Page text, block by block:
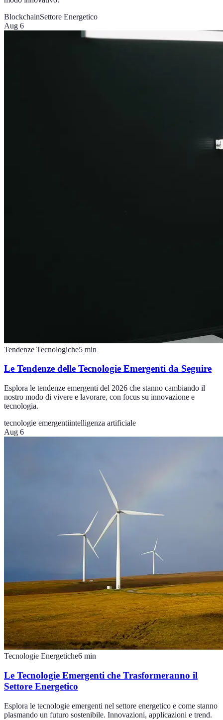
BlockchainSettore Energetico
Aug 6
Tendenze Tecnologiche5 min
Le Tendenze delle Tecnologie Emergenti da Seguire
Esplora le tendenze emergenti del 2026 che stanno cambiando il
nostro modo di vivere e lavorare, con focus su innovazione e
tecnologia.
tecnologie emergentiintelligenza artificiale
Aug 6
Tecnologie Energetiche6 min
Le Tecnologie Emergenti che Trasformeranno il
Settore Energetico
Esplora le tecnologie emergenti nel settore energetico e come stanno
plasmando un futuro sostenibile. Innovazioni, applicazioni e trend.